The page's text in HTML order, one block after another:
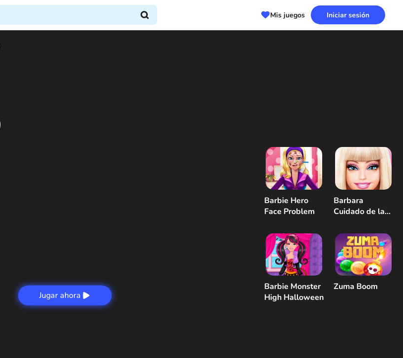
Mis juegos Iniciar sesión
Jugar ahora
Barbie Hero
Face Problem
Barbara
Cuidado de la
Barbie Monster
High Halloween
Zuma Boom